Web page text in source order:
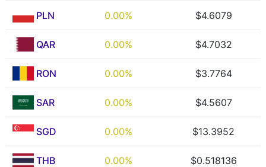
PLN 0.00% $4.6079
QAR 0.00% $4.7032
RON 0.00% $3.7764
SAR 0.00% $4.5607
SGD 0.00% $13.3952
THB 0.00% $0.518136